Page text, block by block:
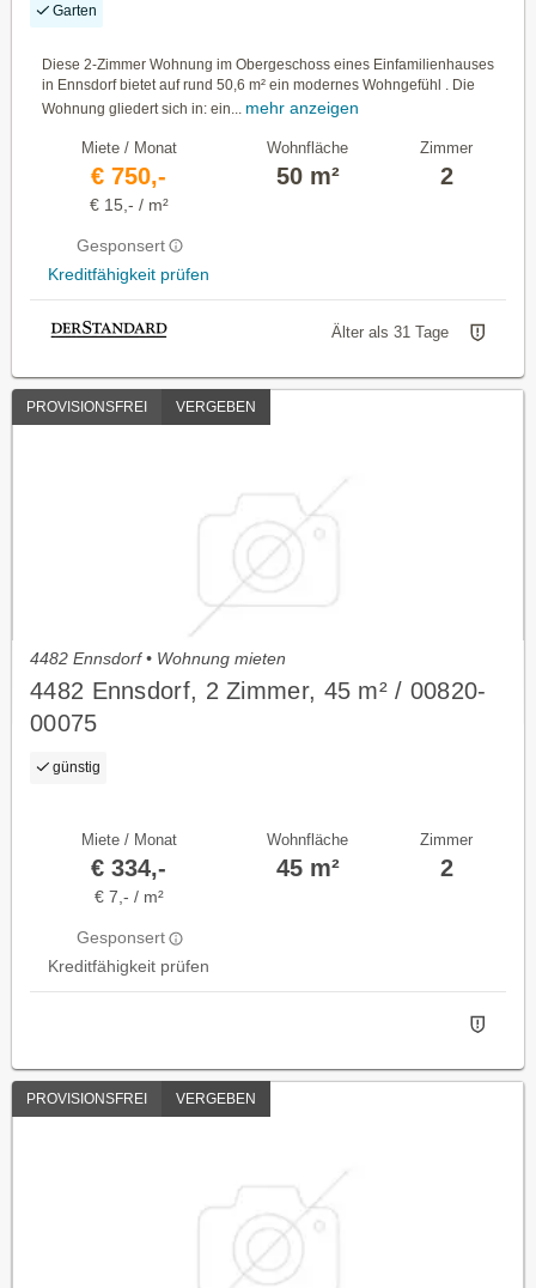
Garten
Diese 2-Zimmer Wohnung im Obergeschoss eines Einfamilienhauses
in Ennsdorf bietet auf rund 50,6 m² ein modernes Wohngefühl . Die
Wohnung gliedert sich in: ein... mehr anzeigen
Miete / Monat
€ 750,-
€ 15,- / m²
Gesponsert
Kreditfähigkeit prüfen
Wohnfläche
50 m²
Zimmer
2
Älter als 31 Tage
PROVISIONSFREI VERGEBEN
4482 Ennsdorf • Wohnung mieten
4482 Ennsdorf, 2 Zimmer, 45 m² / 00820-
00075
günstig
Miete / Monat
€ 334,-
€ 7,- / m²
Gesponsert
Kreditfähigkeit prüfen
Wohnfläche
45 m²
Zimmer
2
PROVISIONSFREI VERGEBEN